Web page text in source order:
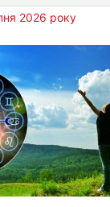
2026 року